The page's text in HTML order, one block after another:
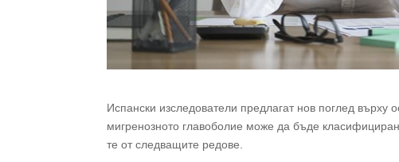
Испански изследователи предлагат нов поглед върху
мигренозното главоболие може да бъде
те от следващите редове.